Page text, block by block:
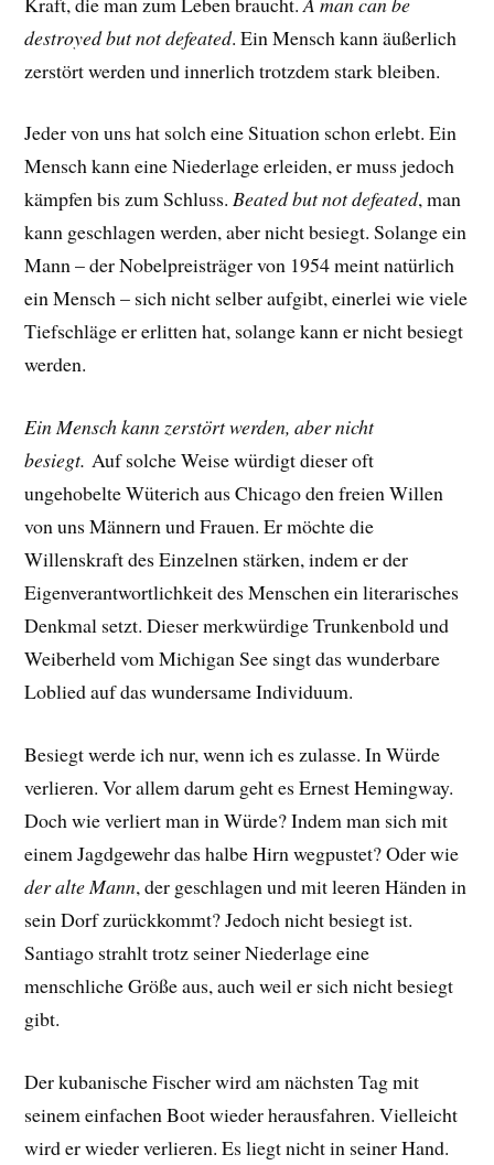
destroyed but not defeated. Ein Mensch kann äußerlich
zerstört werden und innerlich trotzdem stark bleiben.
Jeder von uns hat solch eine Situation schon erlebt. Ein
Mensch kann eine Niederlage erleiden, er muss jedoch
kämpfen bis zum Schluss.Beated but not defeated, man
kann geschlagen werden, aber nicht besiegt. Solange ein
Mann – der Nobelpreisträger von 1954 meint natürlich
ein Mensch – sich nicht selber aufgibt, einerlei wie viele
Tiefschläge er erlitten hat, solange kann er nicht besiegt
werden.
Ein Mensch kann zerstört werden, aber nicht
besiegt. Auf solche Weise würdigt dieser oft
ungehobelte Wüterich aus Chicago den freien Willen
von uns Männern und Frauen. Er möchte die
Willenskraft des Einzelnen stärken, indem er der
Eigenverantwortlichkeit des Menschen ein literarisches
Denkmal setzt. Dieser merkwürdige Trunkenbold und
Weiberheld vom Michigan See singt das wunderbare
Loblied auf das wundersame Individuum.
Besiegt werde ich nur, wenn ich es zulasse. In Würde
verlieren. Vor allem darum geht es Ernest Hemingway.
Doch wie verliert man in Würde?Indem man sich mit
einem Jagdgewehr das halbe Hirn wegpustet? Oderwie
der alte Mann, der geschlagen und mit leeren Händen in
sein Dorf zurückkommt? Jedoch nicht besiegt ist.
Santiago strahlt trotz seiner Niederlage eine
menschliche Größe aus, auch weil er sich nicht besiegt
gibt.
Der kubanische Fischer wird am nächsten Tag mit
seinem einfachen Boot wieder herausfahren. Vielleicht
wird er wieder verlieren. Es liegt nicht in seiner Hand.